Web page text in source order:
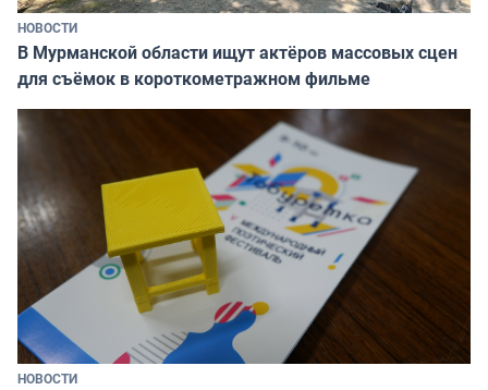
НОВОСТИ
В Мурманской области ищут актёров массовых сцен
для съёмок в короткометражном фильме
НОВОСТИ